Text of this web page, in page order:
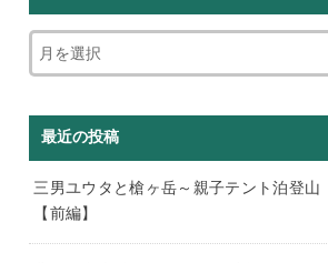
最近の投稿
三男ユウタと槍ヶ岳～親子テント泊登山
【前編】